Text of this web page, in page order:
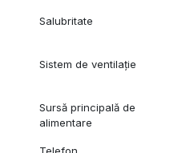
Salubritate
Sistem de ventilație
Sursă principală de
alimentare
Telefon